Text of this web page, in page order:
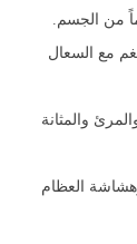
والمثانة
العظام